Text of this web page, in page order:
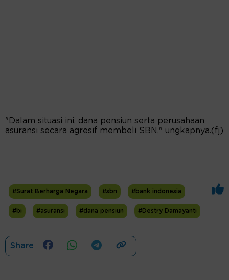
"Dalam situasi ini, dana pensiun serta perusahaan
asuransi secara agresif membeli SBN," ungkapnya.(fj)
#Surat Berharga Negara #sbn #bank indonesia
#bi #asuransi #dana pensiun #Destry Damayanti
Share